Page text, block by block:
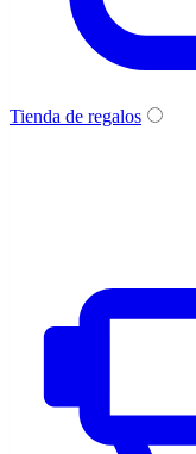
Tienda de regalos